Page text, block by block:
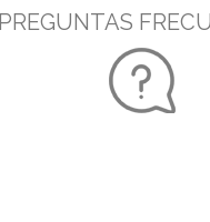
PREGUNTAS